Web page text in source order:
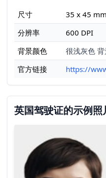
尺寸
35 x 45 mm
分辨率
600 DPI
背景颜色
很浅灰色
官方链接
https://
英国驾驶证的示例照